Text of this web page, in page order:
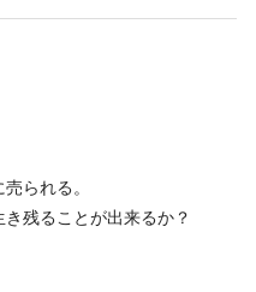
られる。
残ることが出来るか？